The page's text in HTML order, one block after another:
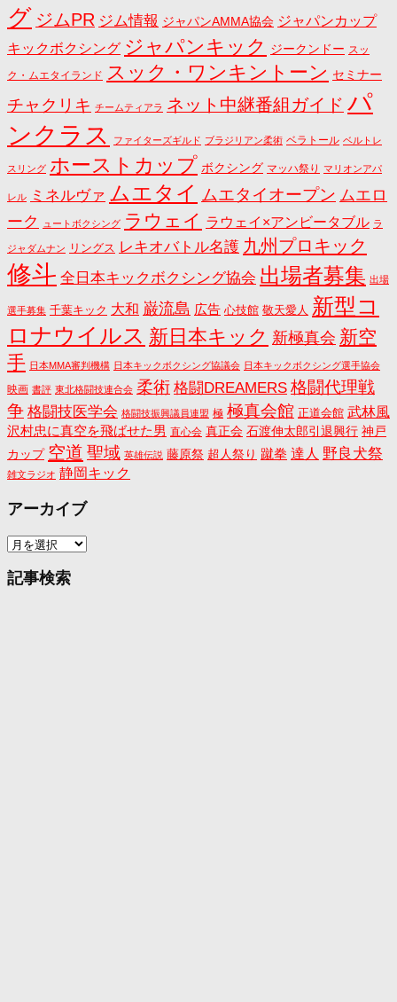
グ ジムPR ジム情報 ジャパンAMMA協会 ジャパンカップ
キックボクシング ジャパンキック ジークンドー スッ
ク・ムエタイランド スック・ワンキントーン セミナー
チャクリキ チームティアラ ネット中継番組ガイド パ
ンクラス
ファイターズギルド ブラジリアン柔術 ベラトール ベルトレ
スリング ホーストカップ ボクシング マッハ祭り マリオンアパ
レル ミネルヴァ ムエタイ ムエタイオープン ムエロ
ーク
ュートボクシング ラウェイ ラウェイ×アンビータブル ラ
ジャダムナン リングス レキオバトル名護 九州プロキック
修斗 全日本キックボクシング協会 出場者募集 出場
選手募集 千葉キック 大和 巌流島 広告 心技館 敬天愛人 新型コ
ロナウイルス 新日本キック 新極真会 新空
手 日本MMA審判機構 日本キックボクシング協議会 日本キックボクシング選手協会
映画 書評 東北格闘技連合会 柔術 格闘DREAMERS 格闘代理戦
争 格闘技医学会 格闘技振興議員連盟 極 極真会館 正道会館 武林風
沢村忠に真空を飛ばせた男 直心会 真正会 石渡伸太郎引退興行 神戸
カップ 空道 聖域 英雄伝説 藤原祭 超人祭り 蹴拳 達人 野良犬祭
雑文ラジオ 静岡キック
アーカイブ
ア
カ
記事検索